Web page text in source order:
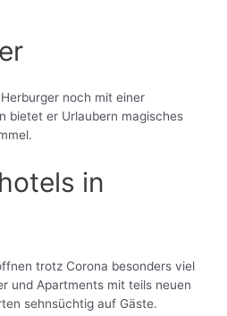
noch mit einer
bietet er Urlaubern magisches
in
trotz Corona besonders viel
und Apartments mit teils neuen
sehnsüchtig auf Gäste.